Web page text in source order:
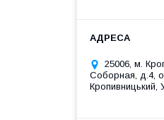
25006, м.
Соборная, д.4,
Кропивницький,